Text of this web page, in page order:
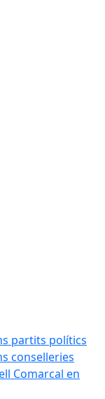
partits polítics
conselleries
Comarcal en